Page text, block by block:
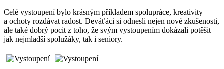
Celé vystoupení bylo krásným příkladem spolupráce, kreativity
a ochoty rozdávat radost. Deváťáci si odnesli nejen nové zkušenosti,
ale také dobrý pocit z toho, že svým vystoupením dokázali potěšit
jak nejmladší spolužáky, tak i seniory.